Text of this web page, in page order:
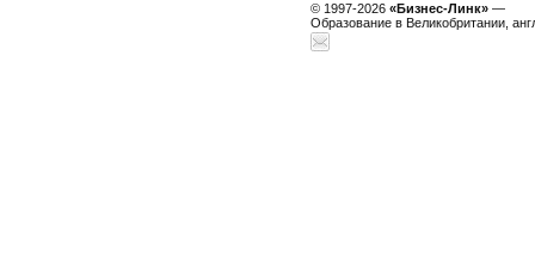
© 1997-2026 «Бизнес-Линк» —
Образование в Великобритании,